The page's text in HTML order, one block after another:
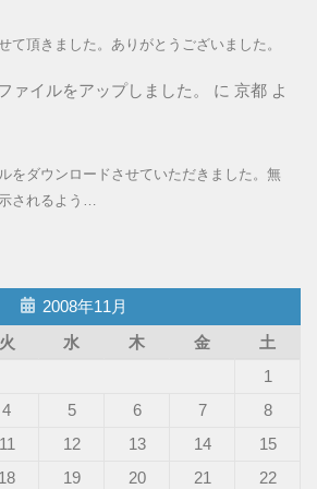
て頂きました。ありがとうございました。
ァイルをアップしました。 に 京都よ
をダウンロードさせていただきました。無
されるよう…
2008年11月
火 水 木 金
土
1
4 5 6 7
8
11 12 13 14
15
18 19 20 21
22